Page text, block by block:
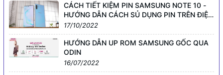
CÁCH TIẾT KIỆM PIN SAMSUNG NOTE 10 -
HƯỚNG DẪN CÁCH SỦ DỤNG PIN TRÊN ĐIỆN
THOẠI SMARTPHONE GALAXY KHÁC
17/10/2022
HƯỚNG DẪN UP ROM SAMSUNG GỐC QUA
ODIN
16/07/2022